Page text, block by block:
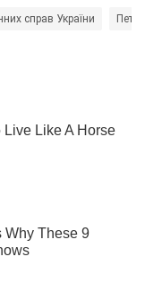
справ України